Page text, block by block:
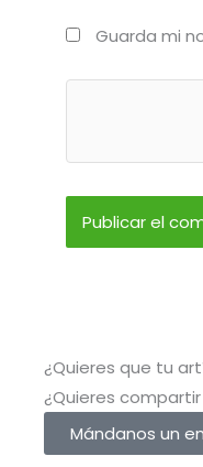
Guarda mi
¿Quieres que tu
¿Quieres
Mándanos un